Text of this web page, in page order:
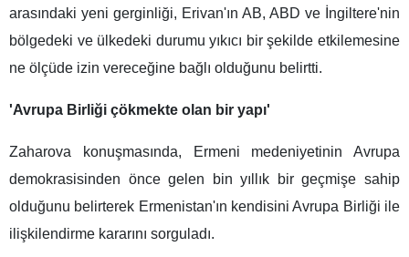
arasındaki yeni gerginliği, Erivan'ın AB, ABD ve İngiltere'nin
bölgedeki ve ülkedeki durumu yıkıcı bir şekilde etkilemesine
ne ölçüde izin vereceğine bağlı olduğunu belirtti.
'Avrupa Birliği çökmekte olan bir yapı'
Zaharova konuşmasında, Ermeni medeniyetinin Avrupa
demokrasisinden önce gelen bin yıllık bir geçmişe sahip
olduğunu belirterek Ermenistan'ın kendisini Avrupa Birliği ile
ilişkilendirme kararını sorguladı.